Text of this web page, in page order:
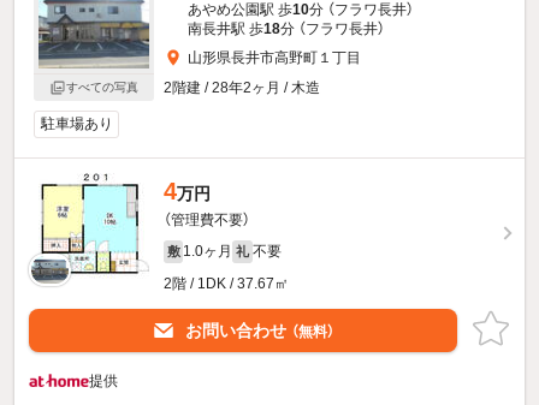
すべての写真
あやめ公園駅 歩10分 （フラワ長井）
南長井駅 歩18分 （フラワ長井）
山形県長井市高野町１丁目
2階建 / 28年2ヶ月 / 木造
駐車場あり
4万円
（管理費不要）
敷 1.0ヶ月 礼 不要
2階 / 1DK / 37.67㎡
お問い合わせ （無料）
提供